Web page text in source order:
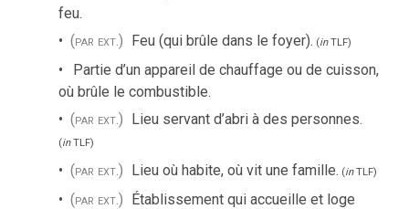
feu.
(par ext.) Feu (qui brûle dans le foyer). (inTLF)
Partie d’un appareil de chauffage ou de cuisson,
où brûle le combustible.
(par ext.) Lieu servant d’abri à des personnes.
(inTLF)
(par ext.) Lieu où habite, où vit une famille. (inTLF)
(par ext.) Établissement qui accueille et loge